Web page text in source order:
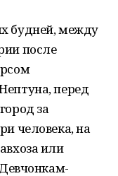
будней, между
после
перед
за
человека, на
или